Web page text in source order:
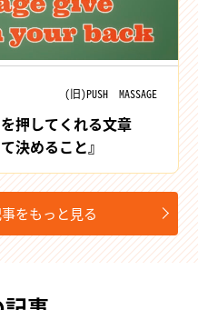
(旧)PUSH MASSAGE
を押してくれる文章
決めること』
をもっと見る